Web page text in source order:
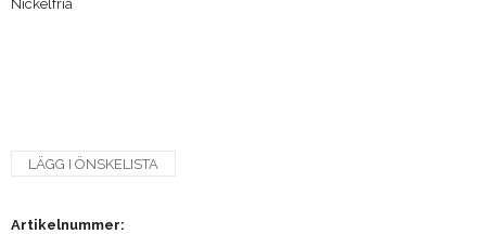
Nickelfria
LÄGG I ÖNSKELISTA
Artikelnummer: